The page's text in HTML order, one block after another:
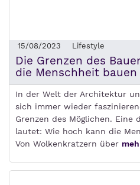
15/08/2023 Lifestyle
Die Grenzen des
die Menschheit bauen
In der Welt der Architektur
sich immer wieder
Grenzen des Möglichen. Eine
lautet: Wie hoch kann die
Von Wolkenkratzern über